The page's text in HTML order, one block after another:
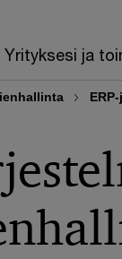
Yrityksesi ja